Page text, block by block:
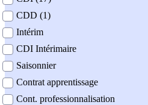
CDD (1)
Intérim
CDI Intérimaire
Saisonnier
Contrat apprentissage
Cont. professionnalisation